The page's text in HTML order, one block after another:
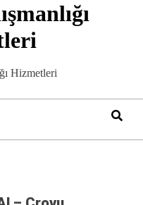
Hizmetleri